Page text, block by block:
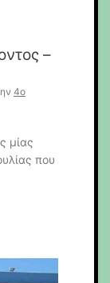
–
4o
μίας
που